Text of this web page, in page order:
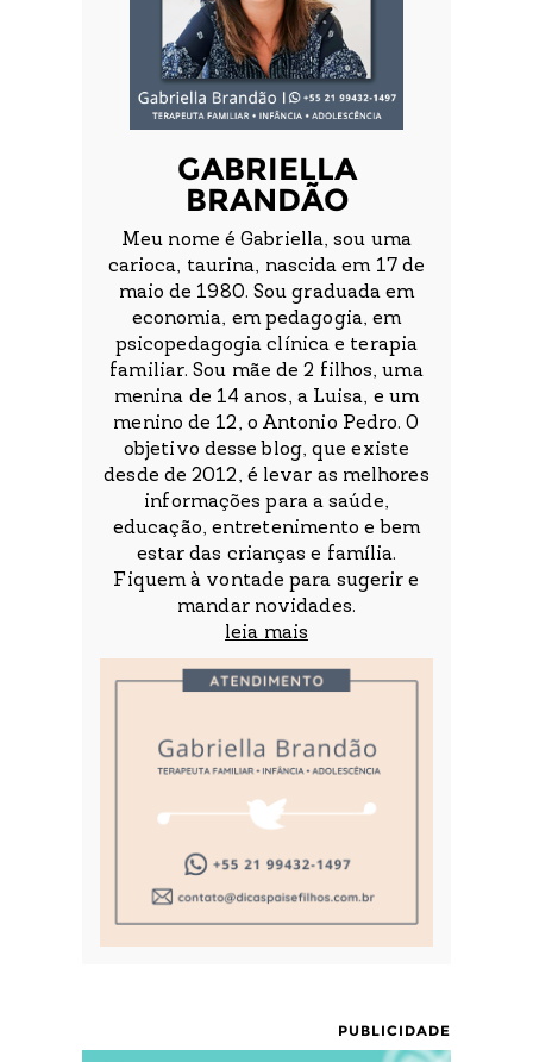
GABRIELLA
BRANDÃO
Meu nome é Gabriella, sou uma
carioca, taurina, nascida em 17 de
maio de 1980. Sou graduada em
economia, em pedagogia, em
psicopedagogia clínica e terapia
familiar. Sou mãe de 2 filhos, uma
menina de 14 anos, a Luisa, e um
menino de 12, o Antonio Pedro. O
objetivo desse blog, que existe
desde de 2012, é levar as melhores
informações para a saúde,
educação, entretenimento e bem
estar das crianças e família.
Fiquem à vontade para sugerir e
mandar novidades.
leia mais
PUBLICIDADE